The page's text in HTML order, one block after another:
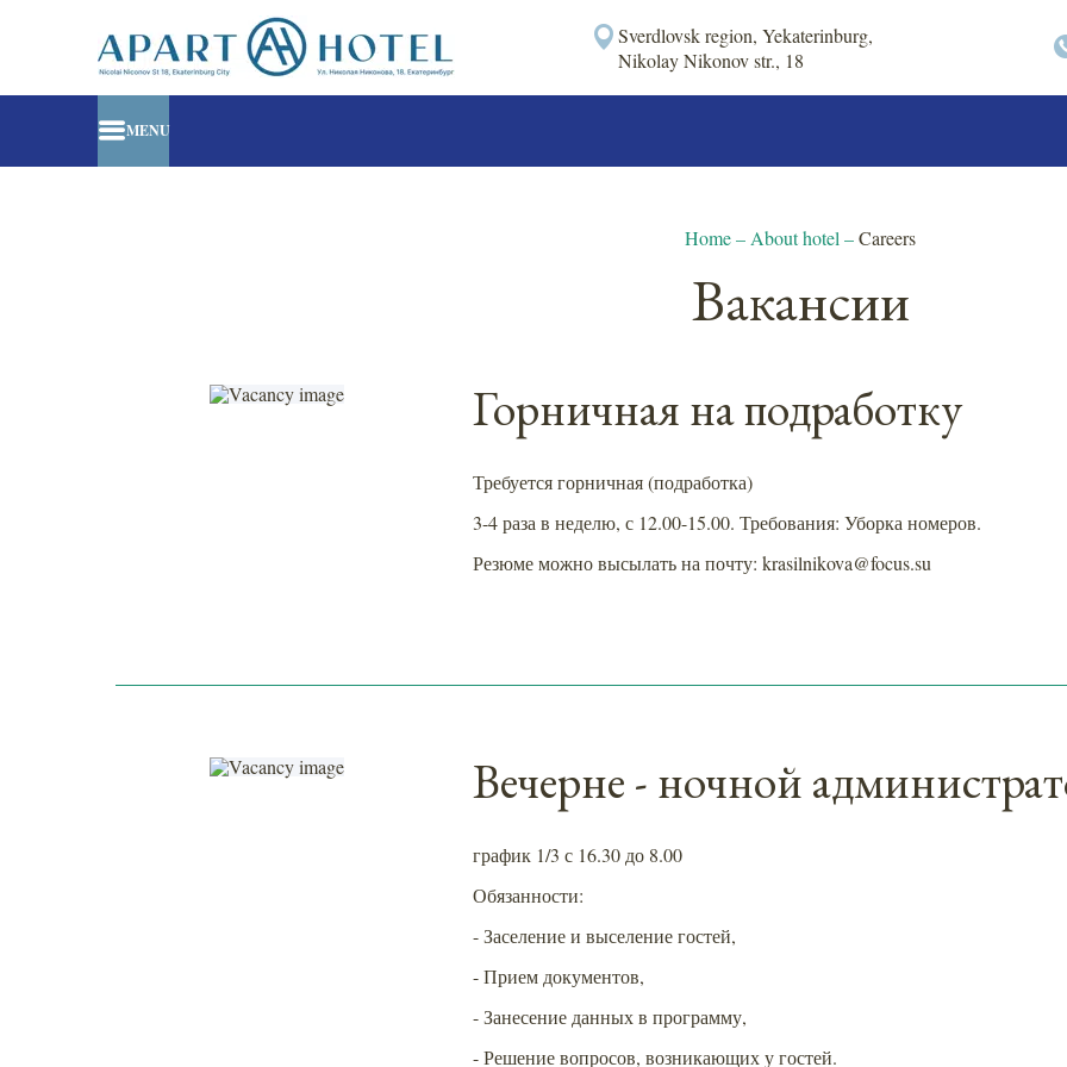
Sverdlovsk region, Yekaterinburg,
Nikolay Nikonov str., 18
MENU
Home– About hotel –Careers
Вакансии
Горничная на подработку
Требуется горничная (подработка)
3-4 раза в неделю, с 12.00-15.00. Требования: Уборка номеров.
Резюме можно высылать на почту: krasilnikova@focus.su
Вечерне - ночной
график 1/3 с 16.30 до 8.00
Обязанности:
- Заселение и выселение гостей,
- Прием документов,
- Занесение данных в программу,
- Решение вопросов, возникающих у гостей.